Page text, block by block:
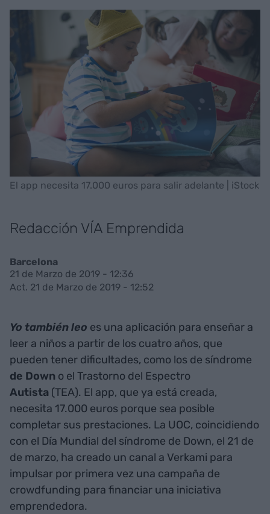
El app necesita 17.000 euros para salir adelante | iStock
Redacción VÍA Emprendida
Barcelona
21 de Marzo de 2019 - 12:36
Act. 21 de Marzo de 2019 - 12:52
Yo también leo es una aplicación para enseñar a
leer a niños a partir de los cuatro años, que
pueden tener dificultades, como los de síndrome
de Down o el Trastorno del Espectro
Autista (TEA). El app, que ya está creada,
necesita 17.000 euros porque sea posible
completar sus prestaciones. La UOC, coincidiendo
con el Día Mundial del síndrome de Down, el 21 de
de marzo, ha creado un canal a Verkami para
impulsar por primera vez una campaña de
crowdfunding para financiar una iniciativa
emprendedora.